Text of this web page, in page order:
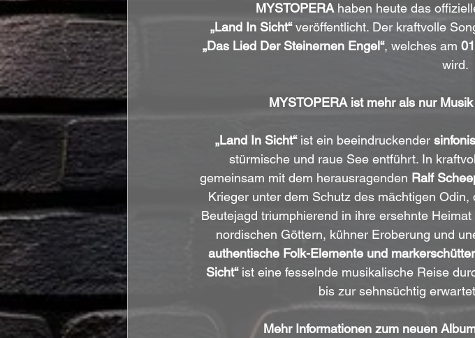
MYSTOPERA haben heute das
„Land In Sicht“ veröffentlicht. Der kraftvolle
„Das Lied Der Steinernen Engel“, welches am
wird.
MYSTOPERA ist mehr als nur
„Land In Sicht“ ist ein beeindruckender
stürmische und raue See entführt. In
gemeinsam mit dem herausragenden Ralf
Krieger unter dem Schutz des mächtigen
Beutejagd triumphierend in ihre ersehnte
nordischen Göttern, kühner Eroberung und
authentische Folk-Elemente und
Sicht“ ist eine fesselnde musikalische Reise
bis zur sehnsüchtig
Mehr Informationen zum neuen